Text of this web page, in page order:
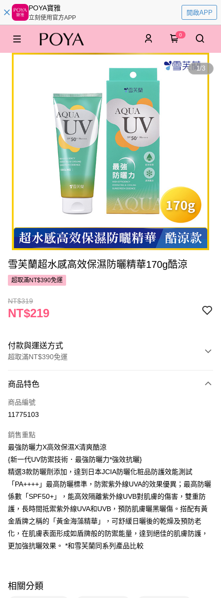
POYA寶雅
立刻使用官方APP
開啟APP
0
1/3
雪芙蘭超水感高效保濕防曬精華170g酷涼
超取滿NT$390免運
NT$319
NT$219
付款與運送方式
超取滿NT$390免運
POYA支付
信用卡一次付款
LINE Pay
Apple Pay
街口支付
悠遊付
Google Pay
AFTEE先享後付
相關說明
１．簡單：不需註冊會員、不需綁卡、不需儲值。
運送方式
商品特色
商品編號
11775103
銷售重點
最強防曬力X高效保濕X清爽酷涼
{新一代UV防禦技術．最強防曬力*強效抗曬}
精選3款防曬劑添加，達到日本JCIA防曬化粧品防護效能測試
「PA++++」最高防曬標準，防禦紫外線UVA的效果優異；最高防曬
係數「SPF50+」，能高效隔離紫外線UVB對肌膚的傷害，雙重防
護，長時間抵禦紫外線UVA和UVB，預防肌膚曬黑曬傷。搭配有黃
金盾牌之稱的「黃金海藻精華」，可舒緩日曬後的乾燥及預防老
化，在肌膚表面形成如盾牌般的防禦能量，達到絕佳的肌膚防護，
更加強抗曬效果。 *和雪芙蘭同系列產品比較
相關分類